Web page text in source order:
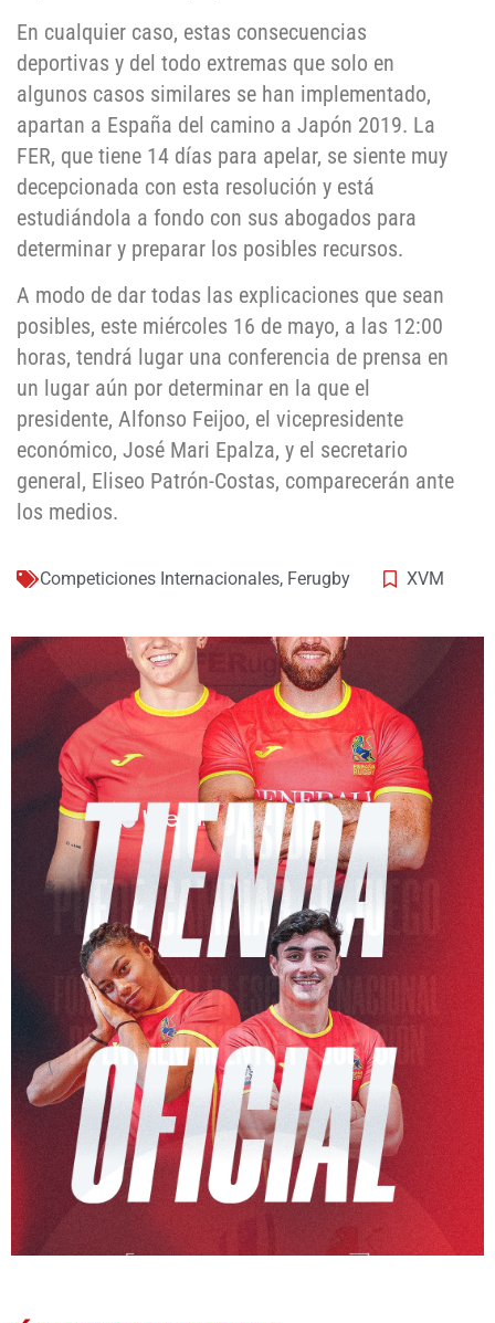
En cualquier caso, estas consecuencias
deportivas y del todo extremas que solo en
algunos casos similares se han implementado,
apartan a España del camino a Japón 2019. La
FER, que tiene 14 días para apelar, se siente muy
decepcionada con esta resolución y está
estudiándola a fondo con sus abogados para
determinar y preparar los posibles recursos.
A modo de dar todas las explicaciones que sean
posibles, este miércoles 16 de mayo, a las 12:00
horas, tendrá lugar una conferencia de prensa en
un lugar aún por determinar en la que el
presidente, Alfonso Feijoo, el vicepresidente
económico, José Mari Epalza, y el secretario
general, Eliseo Patrón-Costas, comparecerán ante
los medios.
Competiciones Internacionales, Ferugby XVM